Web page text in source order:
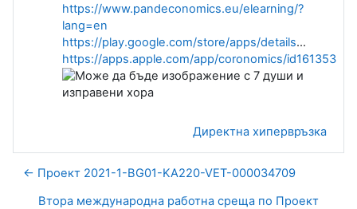
https://www.pandeconomics.eu/elearning/?
lang=en
https://play.google.com/store/apps/details…
https://apps.apple.com/app/coronomics/
Директна хипервръзка
← Проект 2021-1-BG01-KA220-VET-000034709
Втора международна работна среща по Проект